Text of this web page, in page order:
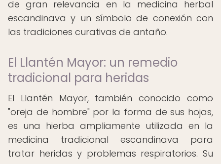
de gran relevancia en la medicina herbal
escandinava y un símbolo de conexión con
las tradiciones curativas de antaño.
El Llantén Mayor: un remedio
tradicional para heridas
El Llantén Mayor, también conocido como
"oreja de hombre" por la forma de sus hojas,
es una hierba ampliamente utilizada en la
medicina tradicional escandinava para
tratar heridas y problemas respiratorios. Su